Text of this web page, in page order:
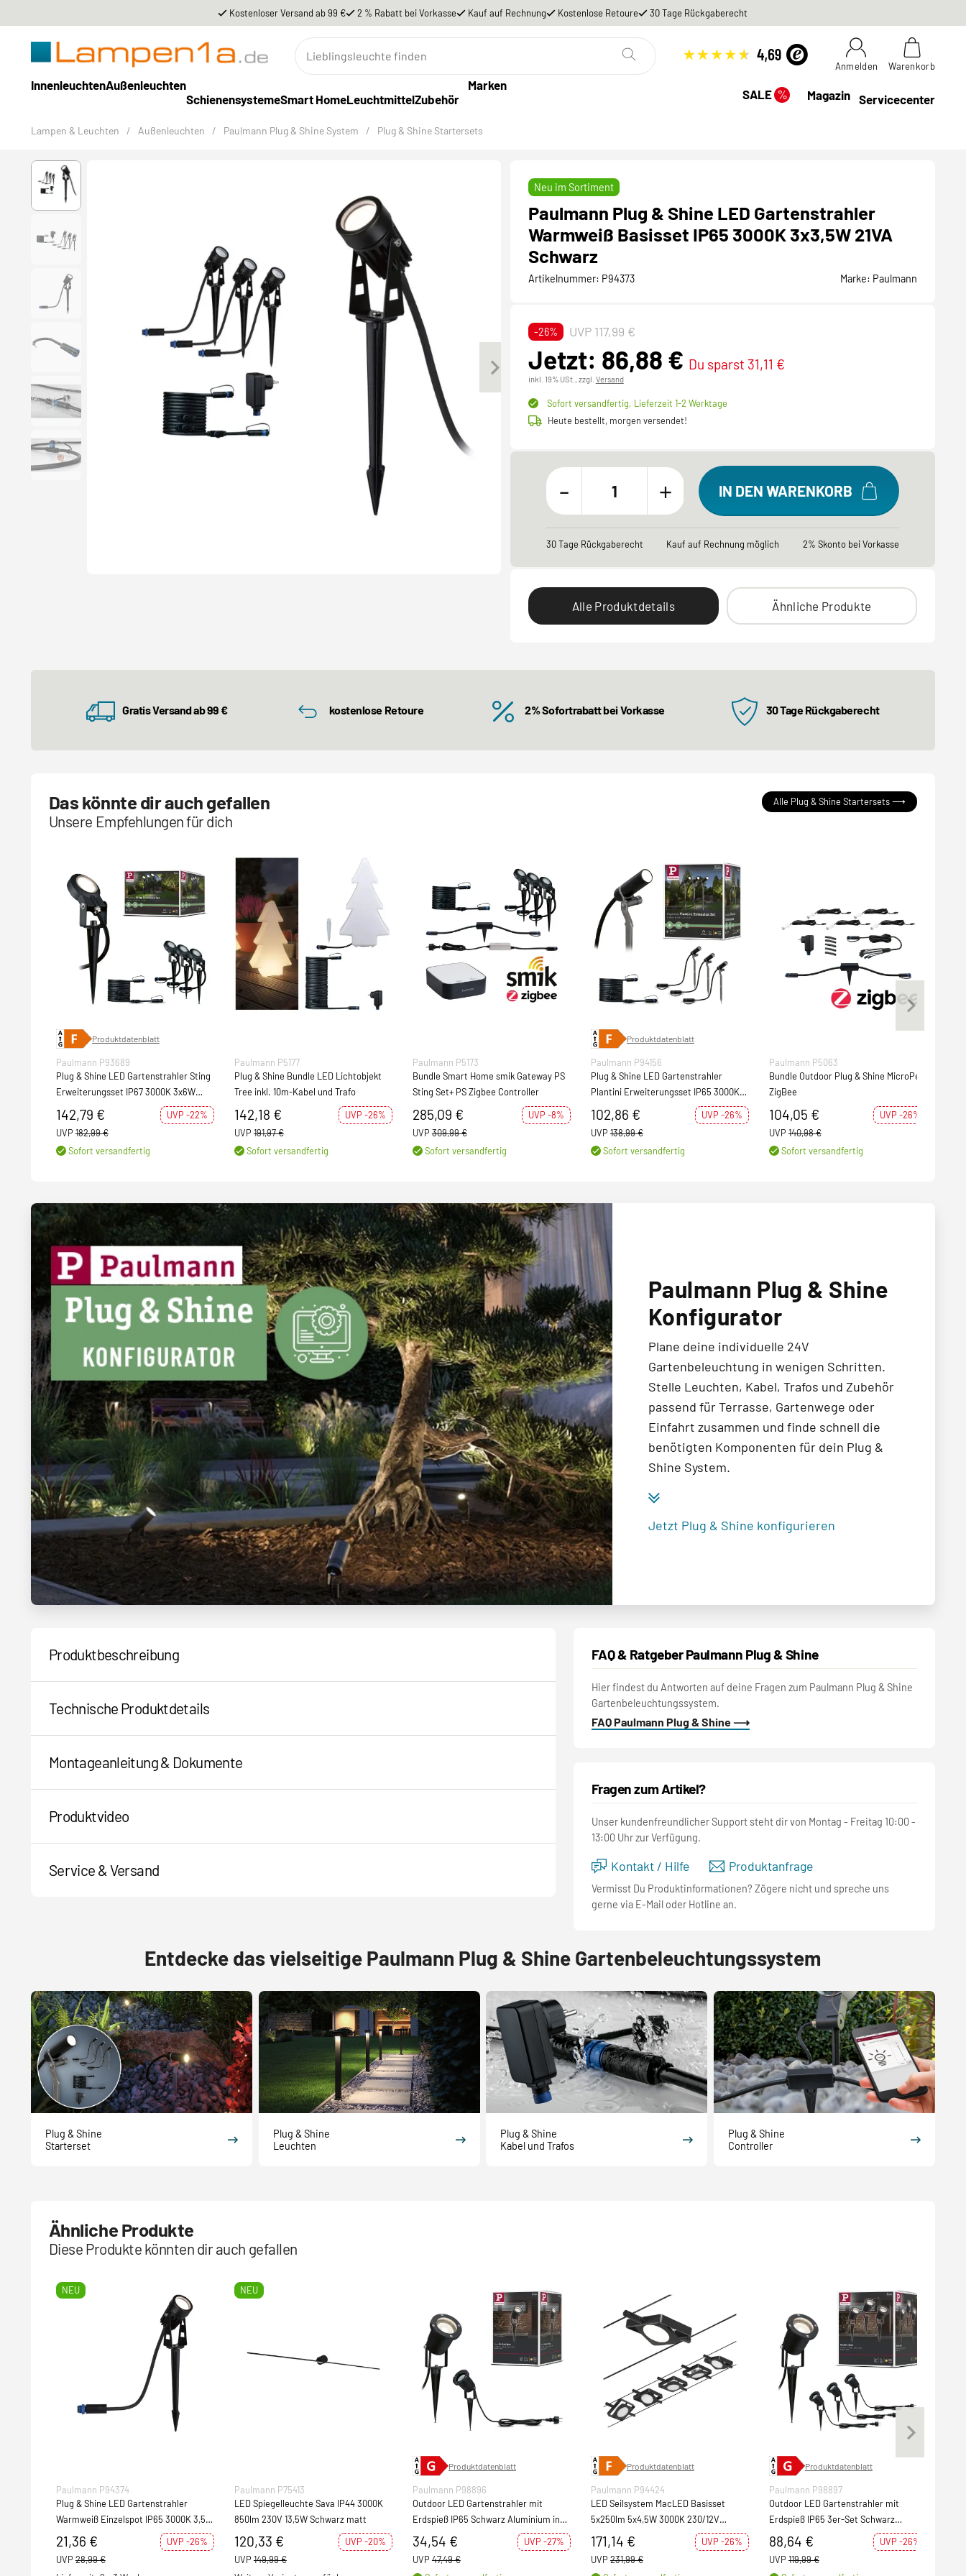
Kostenloser Versand ab 99 € 2 % Rabatt bei Vorkasse Kauf auf Rechnung Kostenlose Retoure 30 Tage Rückgaberecht
Anmelden Warenkorb
InnenleuchtenAußenleuchten
SchienensystemeSmart HomeLeuchtmittelZubehör
Marken
SALE% Magazin Servicecenter
Lampen & Leuchten / Außenleuchten / Paulmann Plug & Shine System / Plug & Shine Startersets
Neu im Sortiment
Paulmann Plug & Shine LED Gartenstrahler
Warmweiß Basisset IP65 3000K 3x3,5W 21VA
Schwarz
Artikelnummer: P94373 Marke: Paulmann
-26% UVP 117,99 €
Jetzt: 86,88 € Du sparst 31,11 €
inkl. 19% USt., zzgl. Versand
Sofort versandfertig, Lieferzeit 1-2 Werktage
Heute bestellt, morgen versendet!
- + IN DEN WARENKORB
30 Tage Rückgaberecht Kauf auf Rechnung möglich 2% Skonto bei Vorkasse
Alle Produktdetails Ähnliche Produkte
Gratis Versand ab 99 € kostenlose Retoure 2% Sofortrabatt bei Vorkasse 30 Tage Rückgaberecht
Paulmann Plug & Shine
Konfigurator
Plane deine individuelle 24V
Gartenbeleuchtung in wenigen Schritten.
Stelle Leuchten, Kabel, Trafos und Zubehör
passend für Terrasse, Gartenwege oder
Einfahrt zusammen und finde schnell die
benötigten Komponenten für dein Plug &
Shine System.
Jetzt Plug & Shine konfigurieren
Das könnte dir auch gefallen
Unsere Empfehlungen für dich
Alle Plug & Shine Startersets ⟶
Produktdatenblatt
Paulmann P93689
Plug & Shine LED Gartenstrahler Sting
Erweiterungsset IP67 3000K 3x6W
Anthrazit
142,79 €
UVP -22%
UVP 182,99 €
Sofort versandfertig
Paulmann P5177
Plug & Shine Bundle LED Lichtobjekt
Tree inkl. 10m-Kabel und Trafo
142,18 €
UVP -26%
UVP 191,97 €
Sofort versandfertig
Paulmann P5173
Bundle Smart Home smik Gateway PS
Sting Set+ PS Zigbee Controller
285,09 €
UVP -8%
UVP 309,99 €
Sofort versandfertig
Produktdatenblatt
Paulmann P94156
Plug & Shine LED Gartenstrahler
Plantini Erweiterungsset IP65 3000K
3x 2W Anthrazit
102,86 €
UVP -26%
UVP 138,99 €
Sofort versandfertig
Paulmann P5063
Bundle Outdoor Plug & Shine MicroPen
ZigBee
104,05 €
UVP -26%
UVP 140,98 €
Sofort versandfertig
Entdecke das vielseitige Paulmann Plug & Shine Gartenbeleuchtungssystem
Plug & Shine
Starterset
Plug & Shine
Leuchten
Plug & Shine
Kabel und Trafos
Plug & Shine
Controller
Produktbeschreibung
Technische Produktdetails
Montageanleitung & Dokumente
Produktvideo
Service & Versand
FAQ & Ratgeber Paulmann Plug & Shine
Hier findest du Antworten auf deine Fragen zum Paulmann Plug & Shine
Gartenbeleuchtungssystem.
FAQ Paulmann Plug & Shine ⟶
Fragen zum Artikel?
Unser kundenfreundlicher Support steht dir von Montag - Freitag 10:00 -
13:00 Uhr zur Verfügung.
Kontakt / Hilfe Produktanfrage
Vermisst Du Produktinformationen? Zögere nicht und spreche uns
gerne via E-Mail oder Hotline an.
Ähnliche Produkte
Diese Produkte könnten dir auch gefallen
NEU
Paulmann P94374
Plug & Shine LED Gartenstrahler
Warmweiß Einzelspot IP65 3000K 3,5W
Schwarz
21,36 €
UVP -26%
UVP 28,99 €
NEU
Paulmann P75413
LED Spiegelleuchte Sava IP44 3000K
850lm 230V 13,5W Schwarz matt
120,33 €
UVP -20%
UVP 149,99 €
Produktdatenblatt
Paulmann P98896
Outdoor LED Gartenstrahler mit
Erdspieß IP65 Schwarz Aluminium inkl.
Leuchtmittel
34,54 €
UVP -27%
UVP 47,49 €
Produktdatenblatt
Paulmann P94424
LED Seilsystem MacLED Basisset
5x250lm 5x4,5W 3000K 230/12V
Schwarz matt/Chrom
171,14 €
UVP -26%
UVP 231,99 €
Produktdatenblatt
Paulmann P98897
Outdoor LED Gartenstrahler mit
Erdspieß IP65 3er-Set Schwarz
Aluminium inkl. Leuchtmittel
88,64 €
UVP -26%
UVP 119,99 €